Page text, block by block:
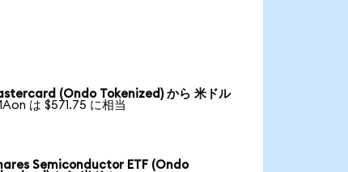
(Ondo Tokenized) から 米ドル
は $571.75 に相当
Semiconductor ETF (Ondo